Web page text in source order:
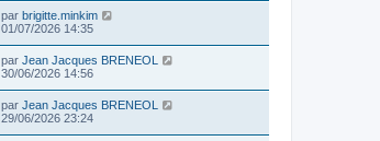
par brigitte.minkim
01/07/2026 14:35
par Jean Jacques BRENEOL
30/06/2026 14:56
par Jean Jacques BRENEOL
29/06/2026 23:24